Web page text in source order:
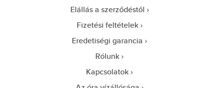
Elállás a szerződéstől
Fizetési feltételek
Eredetiségi garancia
Rólunk
Kapcsolatok